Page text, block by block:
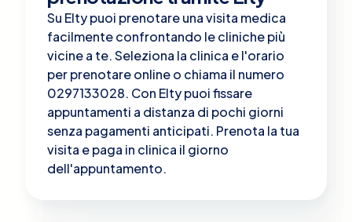
Su Elty puoi prenotare una visita medica
facilmente confrontando le cliniche più
vicine a te. Seleziona la clinica e l'orario
per prenotare online o chiama il numero
0297133028. Con Elty puoi fissare
appuntamenti a distanza di pochi giorni
senza pagamenti anticipati. Prenota la tua
visita e paga in clinica il giorno
dell'appuntamento.